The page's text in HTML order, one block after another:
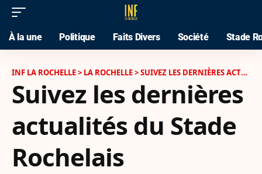
À la une Politique Faits Divers Société Stade
Suivez les dernières
actualités du Stade
Rochelais
INF LA ROCHELLE> LA ROCHELLE>SUIVEZ LES DERNIÈRES ACTUALITÉS DU STADE ROCHELAIS